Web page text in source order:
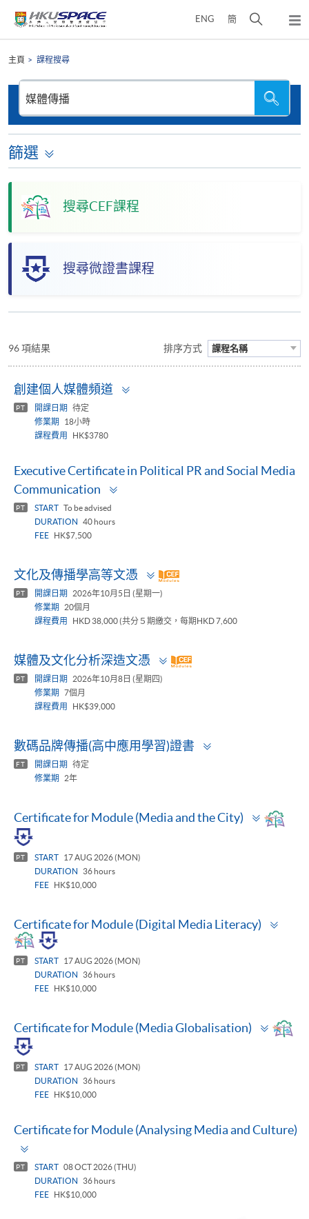
ENG 簡
面
彈
單
content
主頁 課程搜尋
尋
本
網
篩選
搜尋CEF課程
搜尋微證書課程
96 項結果 排序方式 課程名稱
創建個人媒體頻道
PT 開課日期
待定
修業期
18小時
課程費用
HK$3780
Executive Certificate in Political PR and Social Media
Communication
PT START To be advised
DURATION
40 hours
FEE
HK$7,500
文化及傳播學高等文憑
Toggle
panel
PT 開課日期
2026年10月5日 (星期一)
修業期
20個月
課程費用
HKD 38,000 (共分５期繳交，每期HKD 7,600
媒體及文化分析深造文憑
Toggle
panel
PT 開課日期
2026年10月8日 (星期四)
修業期
7個月
課程費用
HK$39,000
數碼品牌傳播(高中應用學習)證書
FT 開課日期
待定
修業期
2年
Certificate for Module (Media and the City)
Toggle
panel
PT START
17 AUG 2026 (MON)
DURATION
36 hours
FEE
HK$10,000
Certificate for Module (Digital Media Literacy)
PT START
17 AUG 2026 (MON)
DURATION
36 hours
FEE
HK$10,000
Certificate for Module (Media Globalisation)
Toggle
panel
PT START
17 AUG 2026 (MON)
DURATION
36 hours
FEE
HK$10,000
Certificate for Module (Analysing Media and Culture)
PT START 08 OCT 2026 (THU)
DURATION
36 hours
FEE
HK$10,000